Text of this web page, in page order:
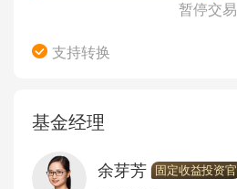
暂停交易
支持转换
基金经理
余芽芳 固定收益投资官